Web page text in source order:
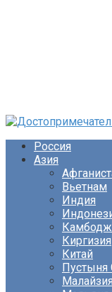
Перейти
контентуРоссия
Азия
Вьетнам
Индия
Киргизия
Китай
Пустыня
Малайзия